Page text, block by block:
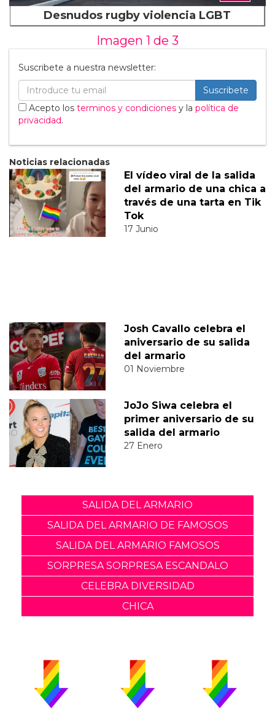
Desnudos rugby violencia LGBT
Imagen 1 de 3
Suscribete a nuestra newsletter:
Suscribete
Acepto los terminos y condiciones y la política de
privacidad.
Noticias relacionadas
El vídeo viral de la salida
del armario de una chica a
través de una tarta en Tik
Tok
17 Junio
Josh Cavallo celebra el
aniversario de su salida
del armario
01 Noviembre
JoJo Siwa celebra el
primer aniversario de su
salida del armario
27 Enero
SALIDA DEL ARMARIO
SALIDA DEL ARMARIO DE FAMOSOS
SALIDA DEL ARMARIO FAMOSOS
SORPRESA SORPRESA ESCANDALO
CELEBRA DIVERSIDAD
CHICA